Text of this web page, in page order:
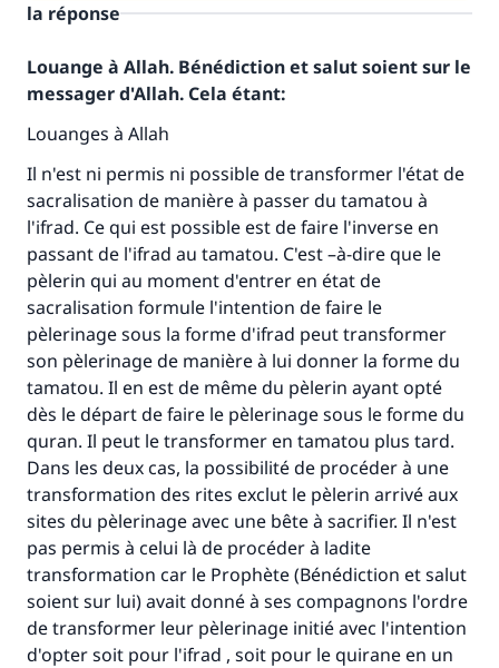
la réponse
Louange à Allah. Bénédiction et salut soient sur le
messager d'Allah. Cela étant:
Louanges à Allah
Il n'est ni permis ni possible de transformer l'état de
sacralisation de manière à passer du tamatou à
l'ifrad. Ce qui est possible est de faire l'inverse en
passant de l'ifrad au tamatou. C'est –à-dire que le
pèlerin qui au moment d'entrer en état de
sacralisation formule l'intention de faire le
pèlerinage sous la forme d'ifrad peut transformer
son pèlerinage de manière à lui donner la forme du
tamatou. Il en est de même du pèlerin ayant opté
dès le départ de faire le pèlerinage sous le forme du
quran. Il peut le transformer en tamatou plus tard.
Dans les deux cas, la possibilité de procéder à une
transformation des rites exclut le pèlerin arrivé aux
sites du pèlerinage avec une bête à sacrifier. Il n'est
pas permis à celui là de procéder à ladite
transformation car le Prophète (Bénédiction et salut
soient sur lui) avait donné à ses compagnons l'ordre
de transformer leur pèlerinage initié avec l'intention
d'opter soit pour l'ifrad , soit pour le quirane en un
Faites une différence dans la vie de
millions de personnes grâce à votre
contribution
Aidez nous à apporter des réponses.
Le Messager d'Allah (Paix sur lui) a dit:
"Celui qui indique une bonne action obtient la
même récompense que celui qui le fait."